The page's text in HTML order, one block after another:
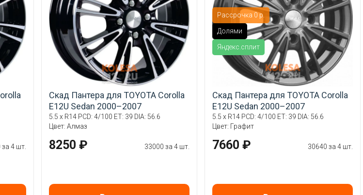
4 шт.
Скад Пантера для TOYOTA Corolla
E12U Sedan 2000–2007
5.5 x R14 PCD: 4/100 ET: 39 DIA: 56.6
Цвет: Алмаз
8250 ₽ 33000 за 4 шт.
Рассрочка 0 р.
Долями
Яндекс.сплит
Скад Пантера для TOYOTA Corolla
E12U Sedan 2000–2007
5.5 x R14 PCD: 4/100 ET: 39 DIA: 56.6
Цвет: Графит
7660 ₽ 30640 за 4 шт.